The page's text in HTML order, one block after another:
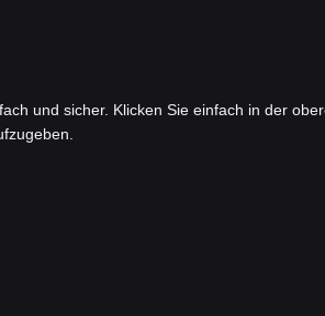
und sicher. Klicken Sie einfach in der